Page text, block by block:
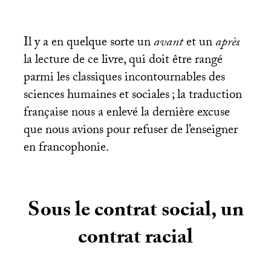
Il y a en quelque sorte unavantet unaprès
la lecture de ce livre, qui doit être rangé
parmi les classiques incontournables des
sciences humaines et sociales; la traduction
française nous a enlevé la dernière excuse
que nous avions pour refuser de l’enseigner
en francophonie.
Sous le contrat social, un
contrat racial